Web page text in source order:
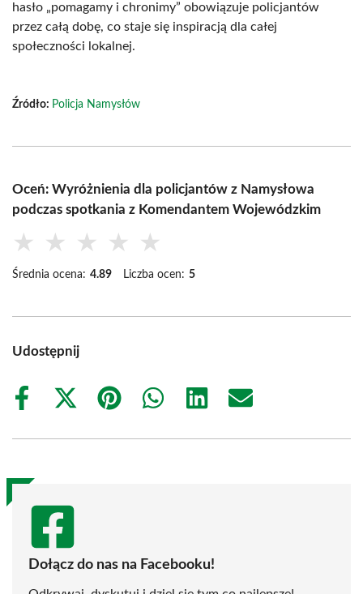
hasło „pomagamy i chronimy” obowiązuje policjantów
przez całą dobę, co staje się inspiracją dla całej
społeczności lokalnej.
Źródło: Policja Namysłów
Oceń: Wyróżnienia dla policjantów z Namysłowa
podczas spotkania z Komendantem Wojewódzkim
★ ★ ★ ★ ★
Średnia ocena: 4.89 Liczba ocen: 5
Udostępnij
Share
Share
(Twitter)
Share
Share
Share
Share
Dołącz do nas na Facebooku!